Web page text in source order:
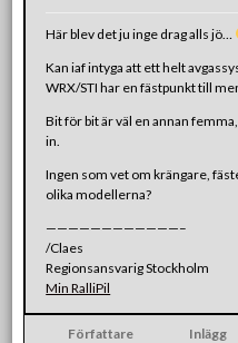
Här blev det ju inge drag alls jö…
Kan iaf intyga att ett helt
WRX/STI har en fästpunkt till
Bit för bit är väl en annan
in.
Ingen som vet om krängare,
olika modellerna?
————————————–
/Claes
Regionsansvarig Stockholm
Min RalliPil
Författare Inlägg